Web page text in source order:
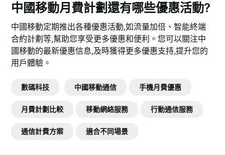
中國移動月費計劃還有哪些優惠活動?
中國移動定期推出各種優惠活動,如流量加倍、智能終端
合約計劃等,幫助您享受更多優惠和便利。您可以關注中
國移動的最新優惠信息,及時獲得更多優惠支持,提升您的
用戶體驗。
數碼科技 中國移動通信 手機月費優惠
月費計劃比較 移動網絡服務 行動通信服務
通信計費方案 適合不同場景